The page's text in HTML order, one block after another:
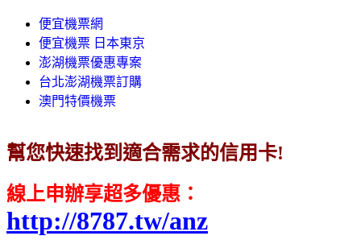
便宜機票網
便宜機票 日本東京
澎湖機票優惠專案
台北澎湖機票訂購
澳門特價機票
幫您快速找到適合需求的信用卡!
線上申辦享超多優惠 ：
http://8787.tw/anz